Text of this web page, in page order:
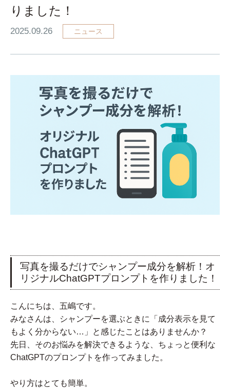
りました！
2025.09.26 ニュース
写真を撮るだけでシャンプー成分を解析！オ
リジナルChatGPTプロンプトを作りました！
こんにちは、五嶋です。
みなさんは、シャンプーを選ぶときに「成分表示を見て
もよく分からない…」と感じたことはありませんか？
先日、そのお悩みを解決できるような、ちょっと便利な
ChatGPTのプロンプトを作ってみました。
やり方はとても簡単。